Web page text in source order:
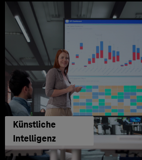
Künstliche
Intelligenz